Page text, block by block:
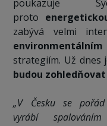
poukazuje
proto
zabývá velmi
strategiím. Už dnes
budou
„V Česku se
vyrábí